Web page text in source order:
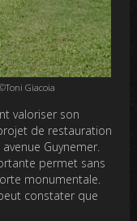
Giacoia
valoriser son
de restauration
Guynemer.
permet sans
monumentale.
constater que